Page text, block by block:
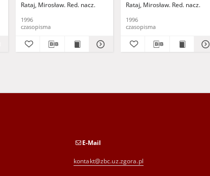
Rataj, Mirosław. Red. nacz.
1996
czasopisma
Rataj, Mirosław. Red. nacz.
1996
czasopisma
E-Mail
kontakt@zbc.uz.zgora.pl